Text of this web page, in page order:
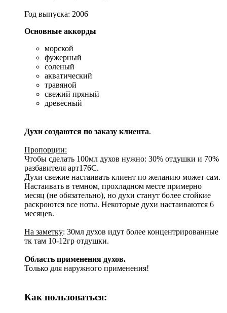
Год выпуска: 2006
Основные аккорды
морской
фужерный
соленый
акватический
травяной
свежий пряный
древесный
Духи создаются по заказу клиента.
Пропорции:
Чтобы сделать 100мл духов нужно: 30% отдушки и 70%
разбавителя арт176С.
Духи свежие настаивать клиент по желанию может сам.
Настаивать в темном, прохладном месте примерно
месяц (не обязательно), но духи станут более стойкие
раскроются все ноты. Некоторые духи настаиваются 6
месяцев.
На заметку: 30мл духов идут более концентрированные
тк там 10-12гр отдушки.
Область применения духов.
Только для наружного применения!
Как пользоваться: